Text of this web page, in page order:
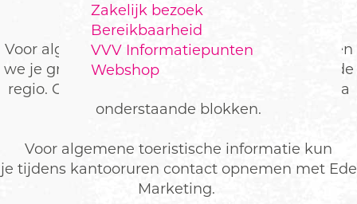
Zakelijk bezoek
Bereikbaarheid
VVV Informatiepunten
Webshop
Voor algemene toeristische informatie verwijzen
we je graag naar de VVV Informatiepunten in de
regio. Check van te voren de openingstijden via
onderstaande blokken.
Voor algemene toeristische informatie kun
je tijdens kantooruren contact opnemen met Ede
Marketing.